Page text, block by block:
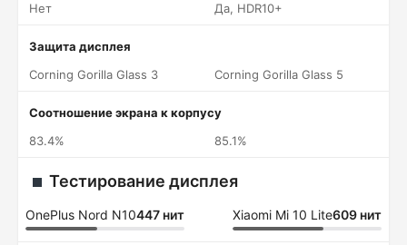
Нет
Да, HDR10+
Защита дисплея
Corning Gorilla Glass 3
Corning Gorilla Glass 5
Соотношение экрана к корпусу
83.4%
85.1%
Тестирование дисплея
OnePlus Nord N10447 нит Xiaomi Mi 10 Lite609 нит